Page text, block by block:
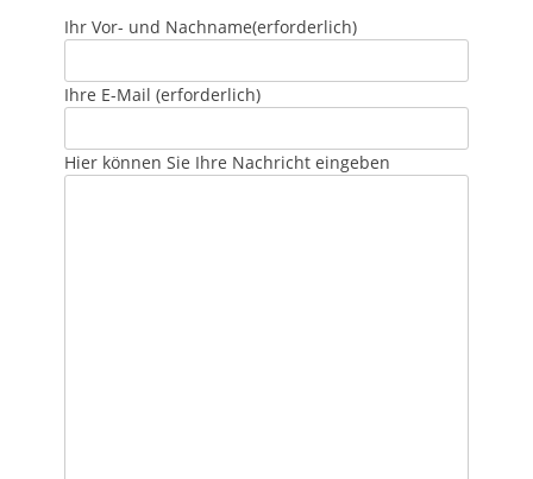
Ihr Vor- und Nachname(erforderlich)
Ihre E-Mail (erforderlich)
Hier können Sie Ihre Nachricht eingeben